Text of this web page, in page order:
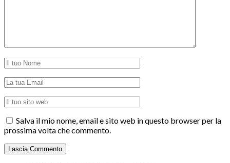
Salva il mio nome, email e sito web in questo browser per la
prossima volta che commento.